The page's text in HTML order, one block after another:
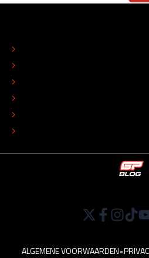
ALGEMENE VOORWAARDEN•